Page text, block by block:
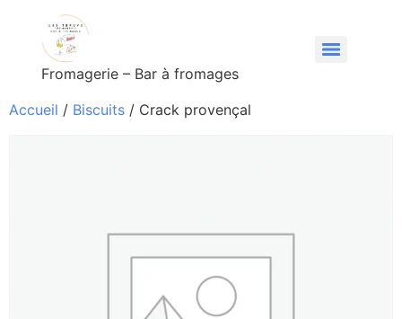
Fromagerie – Bar à fromages
Accueil / Biscuits / Crack provençal